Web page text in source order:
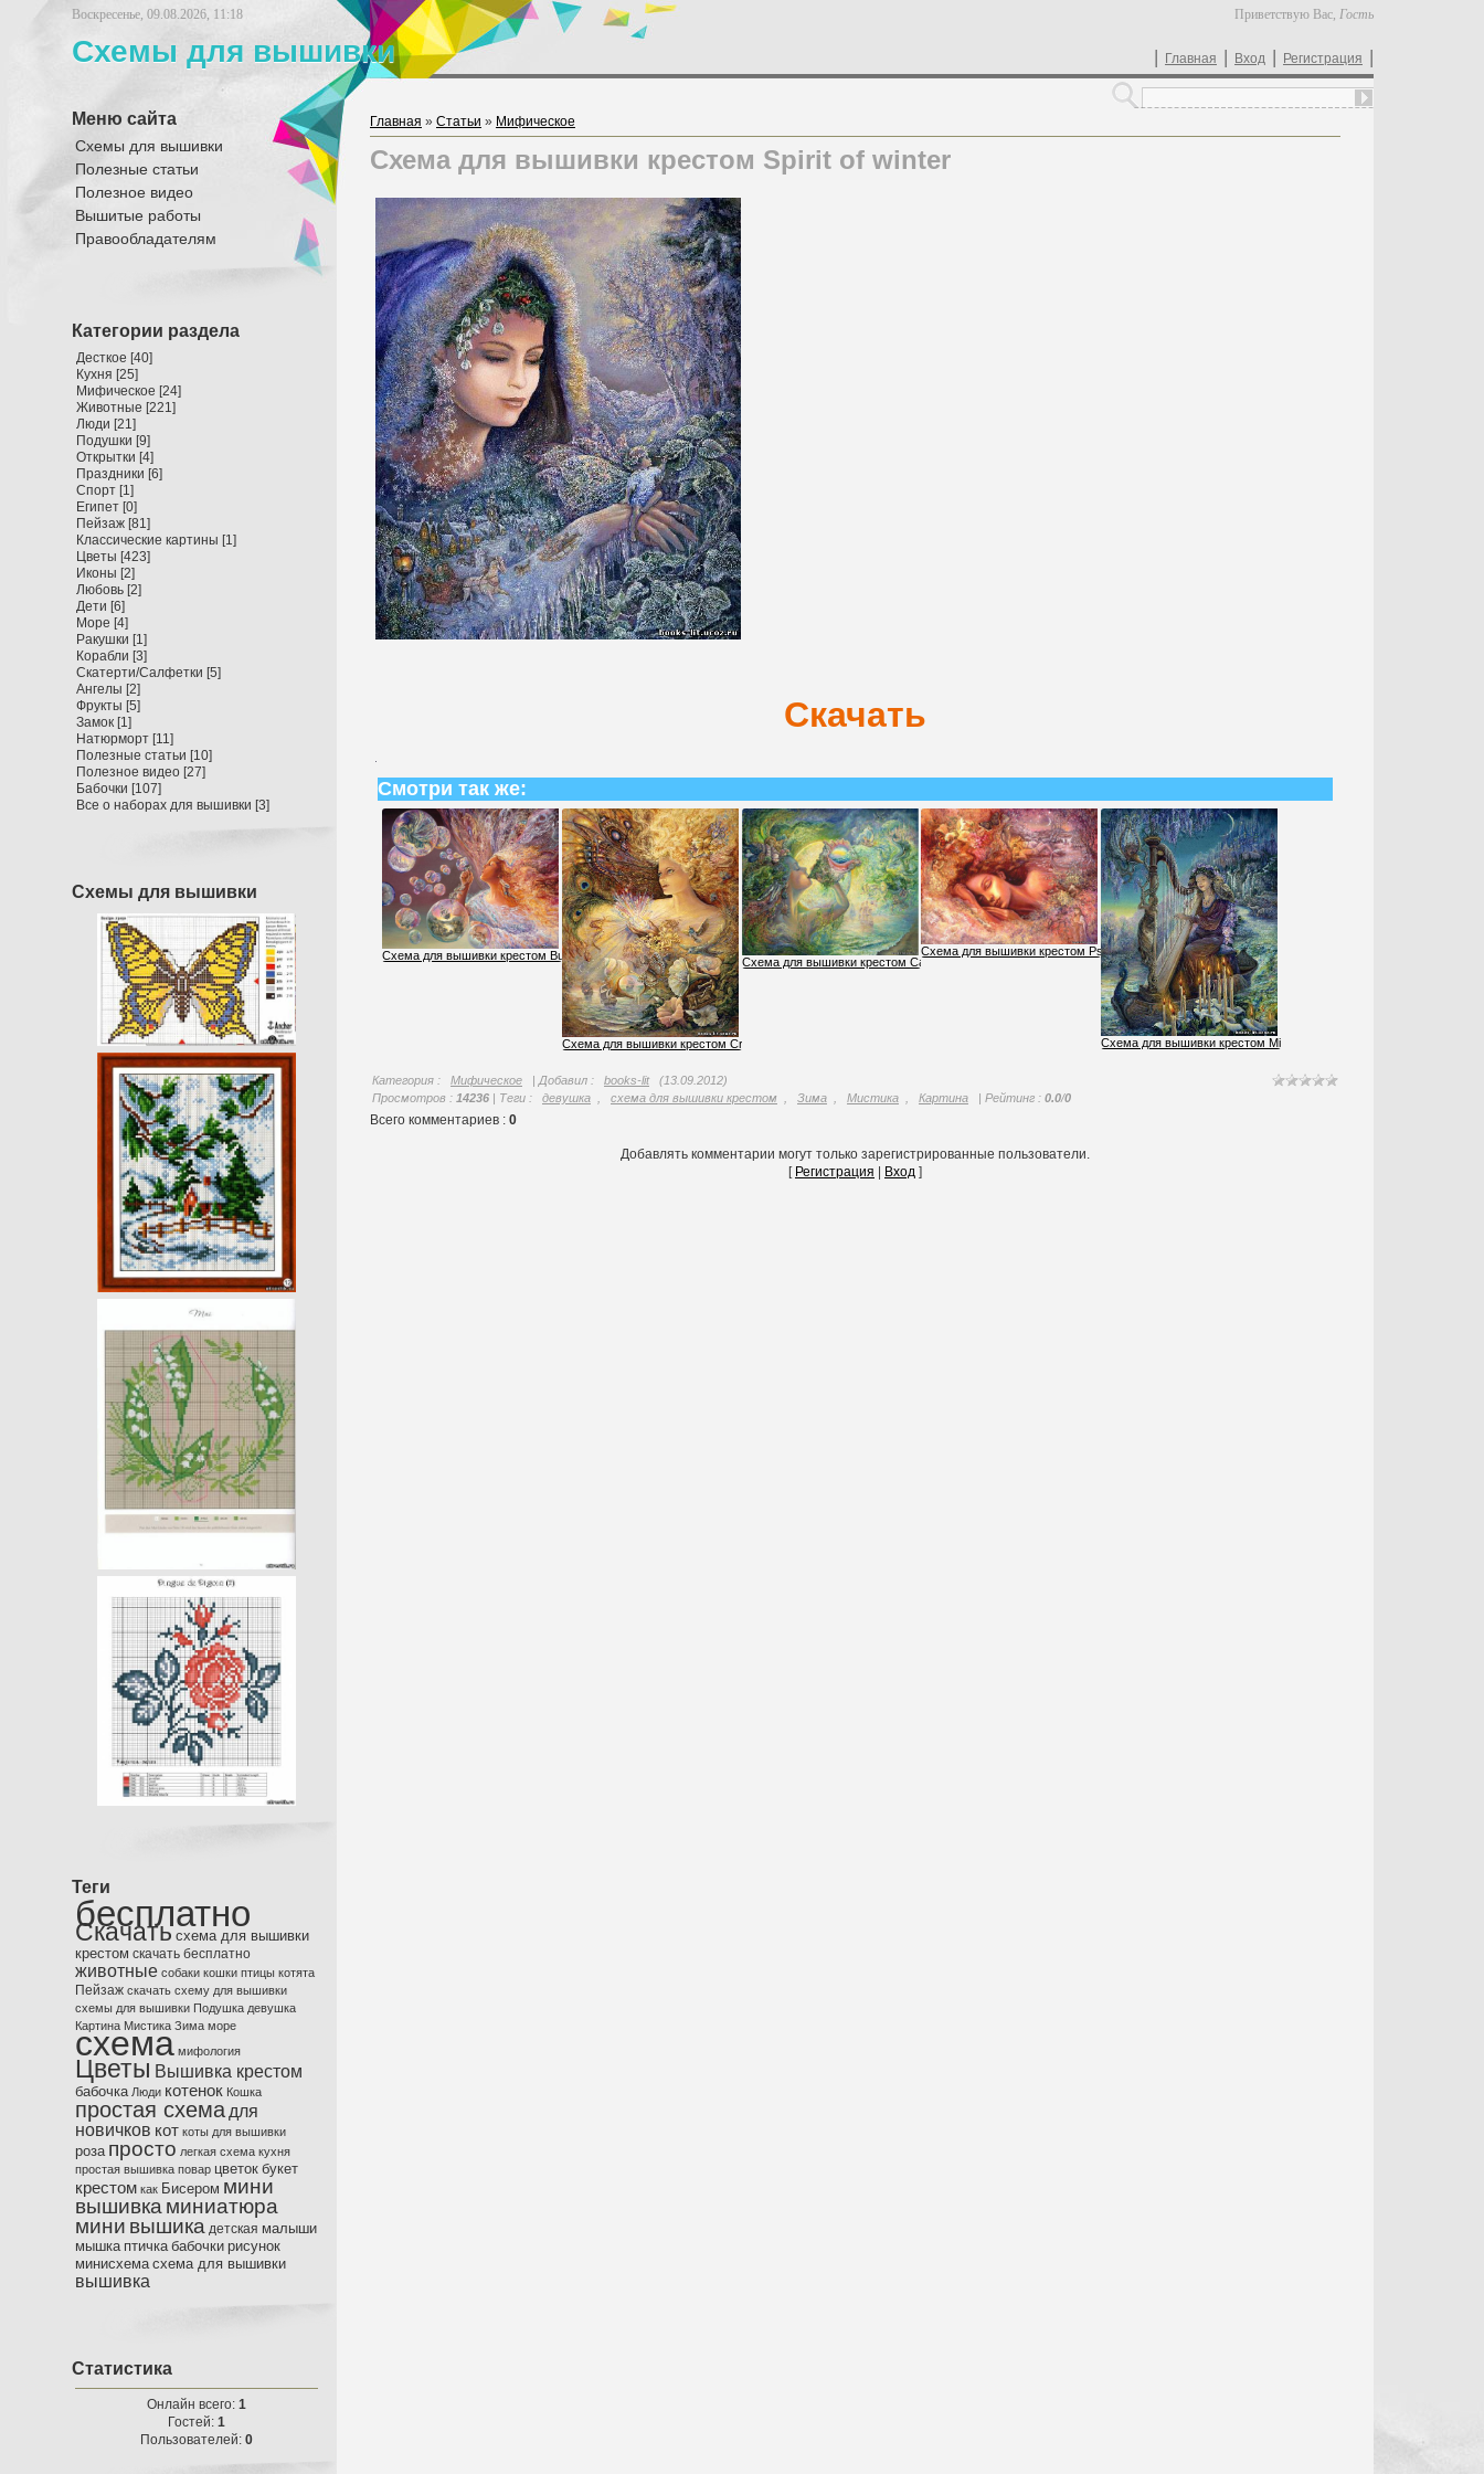
Воскресенье, 09.08.2026, 11:18 Приветствую Вас, Гость
Схемы для вышивки | Главная | Вход | Регистрация |
Меню сайта
Схемы для вышивки
Полезные статьи
Полезное видео
Вышитые работы
Правообладателям
Категории раздела
Десткое [40]
Кухня [25]
Мифическое [24]
Животные [221]
Люди [21]
Подушки [9]
Открытки [4]
Праздники [6]
Спорт [1]
Египет [0]
Пейзаж [81]
Классические картины [1]
Цветы [423]
Иконы [2]
Любовь [2]
Дети [6]
Море [4]
Ракушки [1]
Корабли [3]
Скатерти/Салфетки [5]
Ангелы [2]
Фрукты [5]
Замок [1]
Натюрморт [11]
Полезные статьи [10]
Полезное видео [27]
Бабочки [107]
Все о наборах для вышивки [3]
Схемы для вышивки
Теги
бесплатно
Скачать схема для вышивки
крестом скачать бесплатно
животные собаки кошки птицы котята
Пейзаж скачать схему для вышивки
схемы для вышивки Подушка девушка
Картина Мистика Зима море
схема мифология
Цветы Вышивка крестом
бабочка Люди котенок Кошка
простая схема для
новичков кот коты для вышивки
роза просто легкая схема кухня
простая вышивка повар цветок букет
крестом как Бисером мини
вышивка миниатюра
мини вышика детская малыши
мышка птичка бабочки рисунок
минисхема схема для вышивки
вышивка
Статистика
Онлайн всего: 1
Гостей: 1
Пользователей: 0
Главная » Статьи » Мифическое
Схема для вышивки крестом Spirit of winter
Скачать
Смотри так же:
Схема для вышивки крестом Bubble Flower
Схема для вышивки крестом Crystal of Enchantment
Схема для вышивки крестом Call of the sea
Схема для вышивки крестом Psyche's Dreams
Схема для вышивки крестом Minerva's Melody
Категория : Мифическое | Добавил : books-lit
(13.09.2012)
Просмотров : 14236 | Теги : девушка схема для вышивки крестом Зима Мистика Картина | Рейтинг : 0.0/0
Всего комментариев : 0
Добавлять комментарии могут только зарегистрированные пользователи.
[ Регистрация Вход ]